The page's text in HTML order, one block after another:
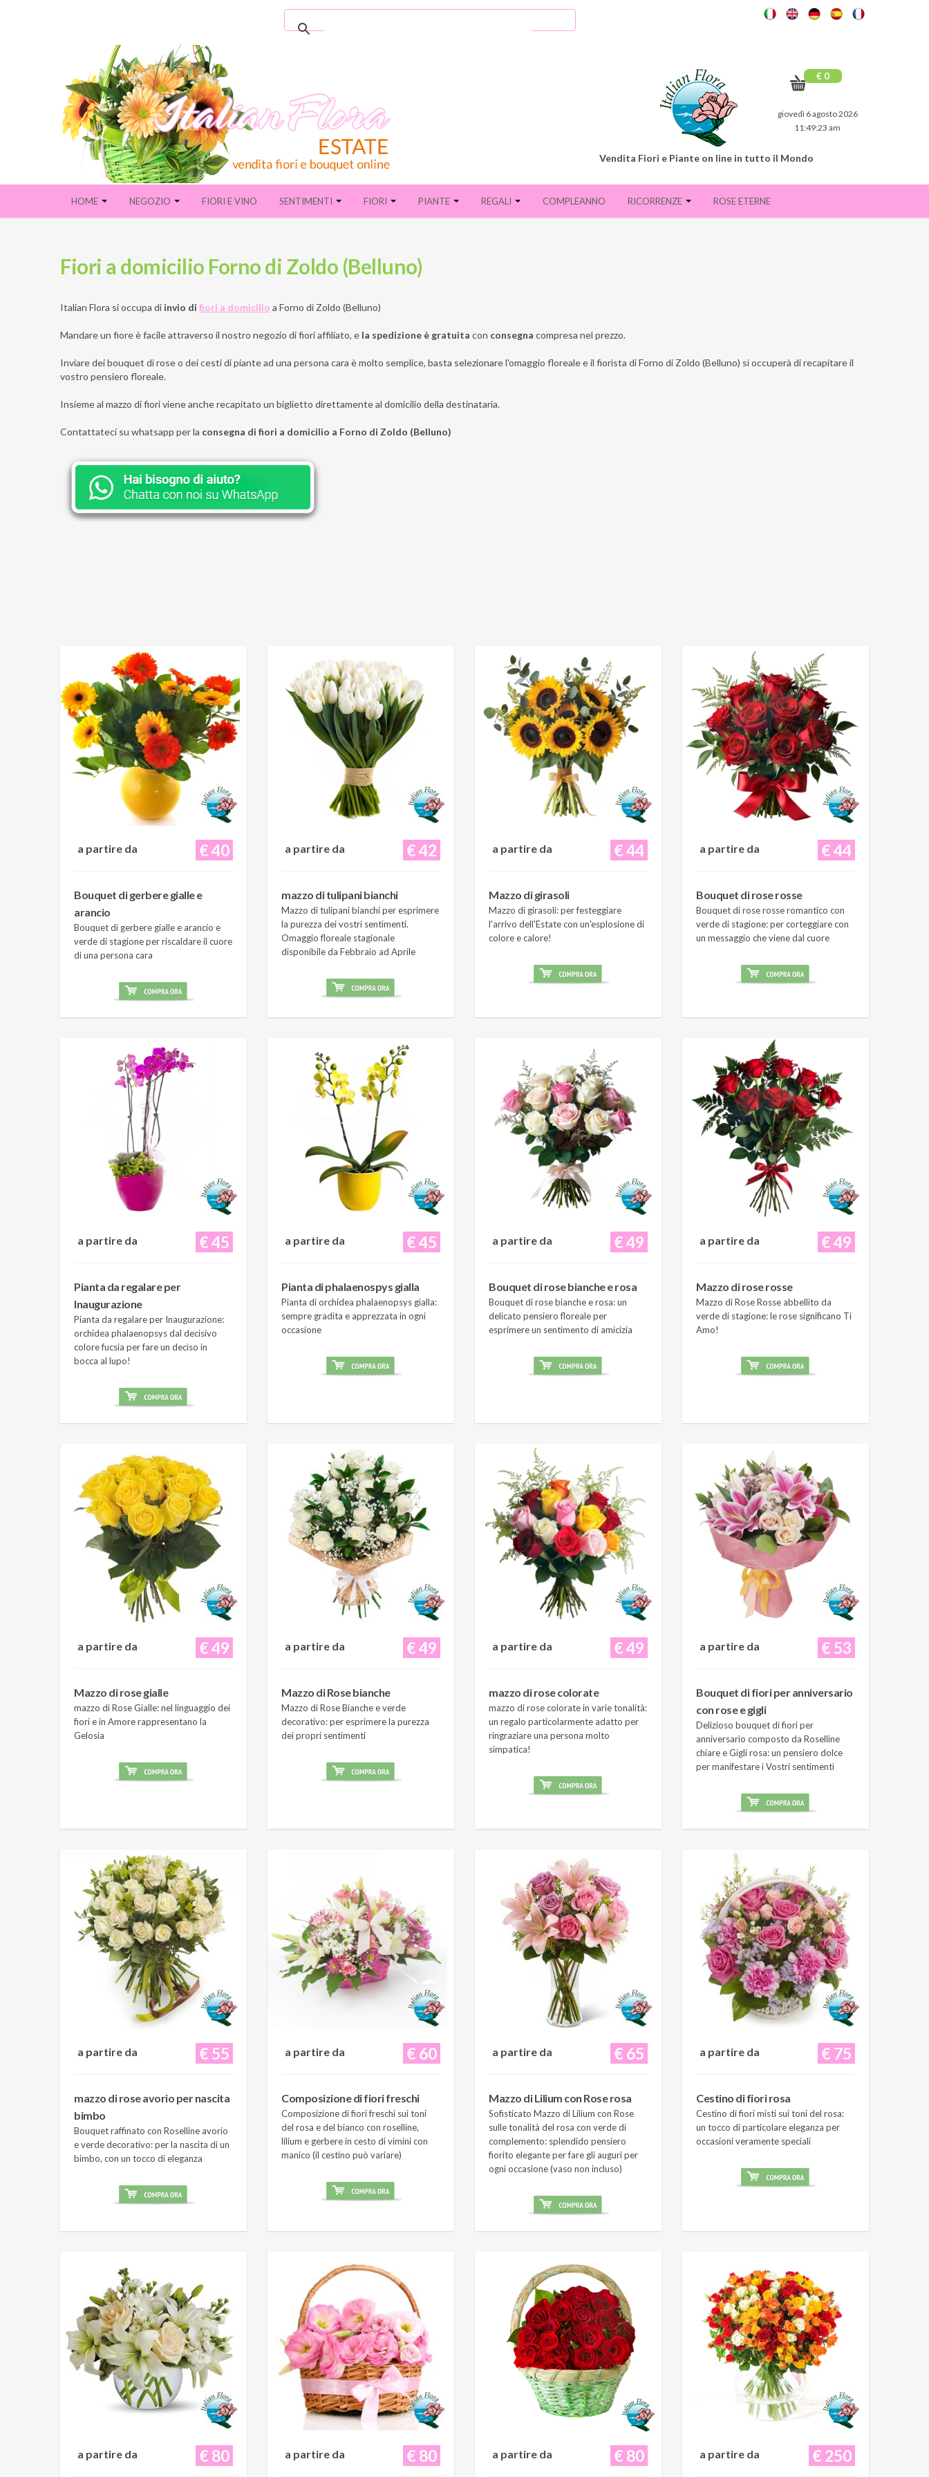
€ 0
giovedì 6 agosto 2026
11:49:24 am
Vendita Fiori e Piante on line in tutto il Mondo
HOME NEGOZIO FIORI E VINO SENTIMENTI FIORI PIANTE REGALI COMPLEANNO RICORRENZE ROSE ETERNE
Fiori a domicilio Forno di Zoldo (Belluno)
Italian Flora si occupa di invio di fiori a domicilio a Forno di Zoldo (Belluno)
Mandare un fiore è facile attraverso il nostro negozio di fiori affiliato, e la spedizione è gratuita con consegna compresa nel prezzo.
Inviare dei bouquet di rose o dei cesti di piante ad una persona cara è molto semplice, basta selezionare l'omaggio floreale e il fiorista di Forno di Zoldo (Belluno) si occuperà di recapitare il
vostro pensiero floreale.
Insieme al mazzo di fiori viene anche recapitato un biglietto direttamente al domicilio della destinataria.
Contattateci su whatsapp per la consegna di fiori a domicilio a Forno di Zoldo (Belluno)
€ 40
a partire da
Bouquet di gerbere gialle e
arancio
Bouquet di gerbere gialle e arancio e
verde di stagione per riscaldare il cuore
di una persona cara
€ 42
a partire da
mazzo di tulipani bianchi
Mazzo di tulipani bianchi per esprimere
la purezza dei vostri sentimenti.
Omaggio floreale stagionale
disponibile da Febbraio ad Aprile
€ 44
a partire da
Mazzo di girasoli
Mazzo di girasoli: per festeggiare
l'arrivo dell'Estate con un'esplosione di
colore e calore!
€ 44
a partire da
Bouquet di rose rosse
Bouquet di rose rosse romantico con
verde di stagione: per corteggiare con
un messaggio che viene dal cuore
€ 45
a partire da
Pianta da regalare per
Inaugurazione
Pianta da regalare per Inaugurazione:
orchidea phalaenopsys dal decisivo
colore fucsia per fare un deciso in
bocca al lupo!
€ 45
a partire da
Pianta di phalaenospys gialla
Pianta di orchidea phalaenopsys gialla:
sempre gradita e apprezzata in ogni
occasione
€ 49
a partire da
Bouquet di rose bianche e rosa
Bouquet di rose bianche e rosa: un
delicato pensiero floreale per
esprimere un sentimento di amicizia
€ 49
a partire da
Mazzo di rose rosse
Mazzo di Rose Rosse abbellito da
verde di stagione: le rose significano Ti
Amo!
€ 49
a partire da
Mazzo di rose gialle
mazzo di Rose Gialle: nel linguaggio dei
fiori e in Amore rappresentano la
Gelosia
€ 49
a partire da
Mazzo di Rose bianche
Mazzo di Rose Bianche e verde
decorativo: per esprimere la purezza
dei propri sentimenti
€ 49
a partire da
mazzo di rose colorate
mazzo di rose colorate in varie tonalità:
un regalo particolarmente adatto per
ringraziare una persona molto
simpatica!
€ 53
a partire da
Bouquet di fiori per anniversario
con rose e gigli
Delizioso bouquet di fiori per
anniversario composto da Roselline
chiare e Gigli rosa: un pensiero dolce
per manifestare i Vostri sentimenti
€ 55
a partire da
mazzo di rose avorio per nascita
bimbo
Bouquet raffinato con Roselline avorio
e verde decorativo: per la nascita di un
bimbo, con un tocco di eleganza
€ 60
a partire da
Composizione di fiori freschi
Composizione di fiori freschi sui toni
del rosa e del bianco con roselline,
lilium e gerbere in cesto di vimini con
manico (il cestino può variare)
€ 65
a partire da
Mazzo di Lilium con Rose rosa
Sofisticato Mazzo di Lilium con Rose
sulle tonalità del rosa con verde di
complemento: splendido pensiero
fiorito elegante per fare gli auguri per
ogni occasione (vaso non incluso)
€ 75
a partire da
Cestino di fiori rosa
Cestino di fiori misti sui toni del rosa:
un tocco di particolare eleganza per
occasioni veramente speciali
€ 80
a partire da € 80
a partire da € 80
a partire da € 250
a partire da